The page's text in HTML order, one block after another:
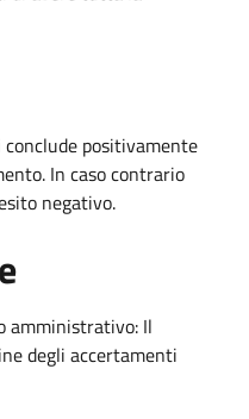
positivamente
In caso contrario
negativo.
amministrativo: Il
degli accertamenti